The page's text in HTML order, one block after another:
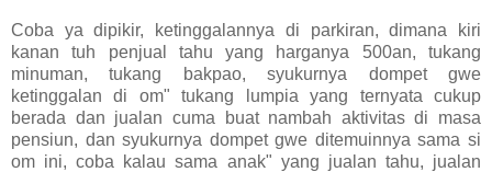
Coba ya dipikir, ketinggalannya di parkiran, dimana kiri
kanan tuh penjual tahu yang harganya 500an, tukang
minuman, tukang bakpao, syukurnya dompet gwe
ketinggalan di om" tukang lumpia yang ternyata cukup
berada dan jualan cuma buat nambah aktivitas di masa
pensiun, dan syukurnya dompet gwe ditemuinnya sama si
om ini, coba kalau sama anak" yang jualan tahu, jualan